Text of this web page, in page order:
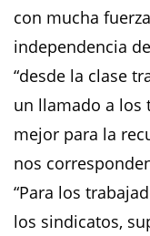
con mucha
independencia
“desde la clase
un llamado a los
mejor para la
nos
“Para los
los sindicatos,